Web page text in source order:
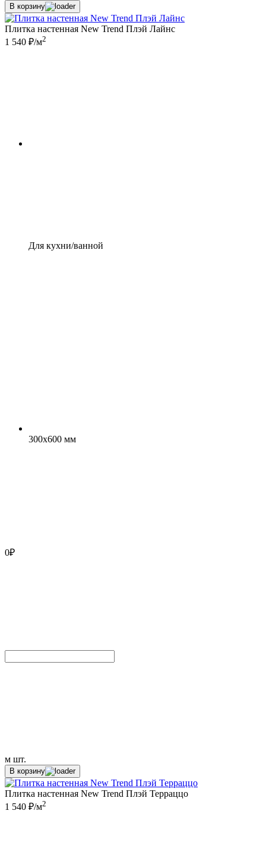
В корзину
Плитка настенная New Trend Плэй Лайнс
1 540 ₽/м2
Для кухни/ванной
300x600 мм
0₽
м шт.
В корзину
Плитка настенная New Trend Плэй Терраццо
1 540 ₽/м2